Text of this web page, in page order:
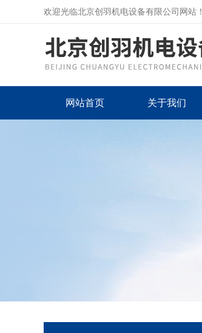
欢迎光临北京创羽机电设备有限公司网站！
网站首页 关于我们